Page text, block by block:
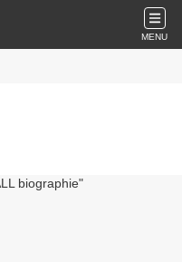
MENU